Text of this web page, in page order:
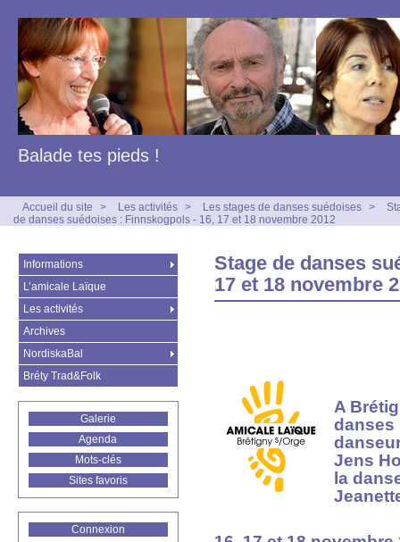
Balade tes pieds !
Accueil du site > Les activités > Les stages de danses suédoises >
de danses suédoises : Finnskogpols - 16, 17 et 18 novembre 2012
Stage de danses
17 et 18 novembre
A
danses
Jens
la
Informations
L’amicale Laïque
Les activités
Archives
NordiskaBal
Bréty Trad&Folk
Galerie
Agenda
Mots-clés
Sites favoris
Connexion